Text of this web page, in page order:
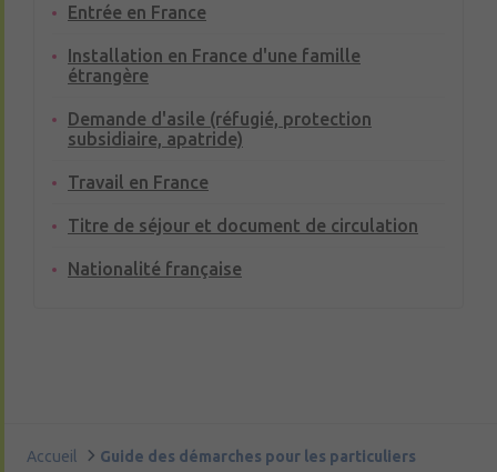
Entrée en France
Installation en France d'une famille
étrangère
Demande d'asile (réfugié, protection
subsidiaire, apatride)
Travail en France
Titre de séjour et document de circulation
Nationalité française
Accueil Guide des démarches pour les particuliers